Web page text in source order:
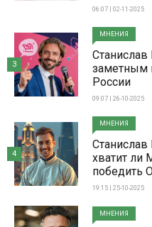
06:07 | 02-11-2025
МНЕНИЯ
Станислав
заметным
России
09:07 | 26-10-2025
3
МНЕНИЯ
хватит ли
победить
19:15 | 25-10-2025
4
МНЕНИЯ